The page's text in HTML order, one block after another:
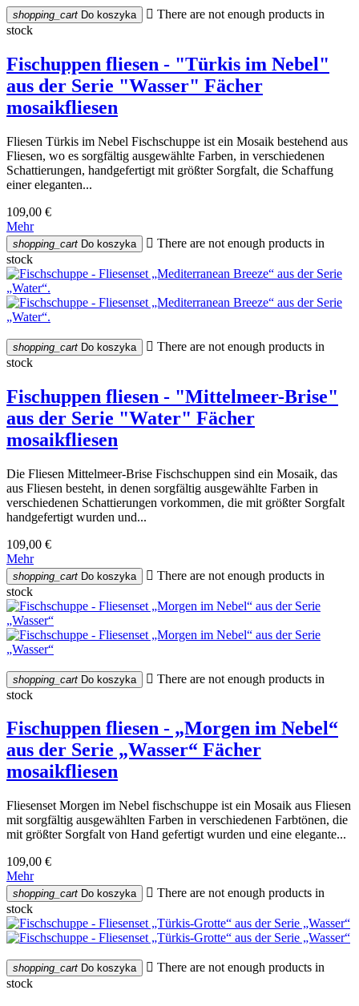
shopping_cart Do koszyka  There are not enough products in
stock
Fischuppen fliesen - "Türkis im Nebel"
aus der Serie "Wasser" Fächer
mosaikfliesen
Fliesen Türkis im Nebel Fischschuppe ist ein Mosaik bestehend aus
Fliesen, wo es sorgfältig ausgewählte Farben, in verschiedenen
Schattierungen, handgefertigt mit größter Sorgfalt, die Schaffung
einer eleganten...
109,00 €
Mehr
shopping_cart Do koszyka  There are not enough products in
stock
shopping_cart Do koszyka  There are not enough products in
stock
Fischuppen fliesen - "Mittelmeer-Brise"
aus der Serie "Water" Fächer
mosaikfliesen
Die Fliesen Mittelmeer-Brise Fischschuppen sind ein Mosaik, das
aus Fliesen besteht, in denen sorgfältig ausgewählte Farben in
verschiedenen Schattierungen vorkommen, die mit größter Sorgfalt
handgefertigt wurden und...
109,00 €
Mehr
shopping_cart Do koszyka  There are not enough products in
stock
shopping_cart Do koszyka  There are not enough products in
stock
Fischuppen fliesen - „Morgen im Nebel“
aus der Serie „Wasser“ Fächer
mosaikfliesen
Fliesenset Morgen im Nebel fischschuppe ist ein Mosaik aus Fliesen
mit sorgfältig ausgewählten Farben in verschiedenen Farbtönen, die
mit größter Sorgfalt von Hand gefertigt wurden und eine elegante...
109,00 €
Mehr
shopping_cart Do koszyka  There are not enough products in
stock
shopping_cart Do koszyka  There are not enough products in
stock